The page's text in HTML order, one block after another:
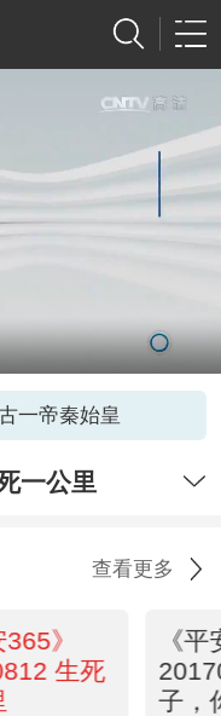
一帝秦始皇
一公里
查看更多
365》
生死
《
子，